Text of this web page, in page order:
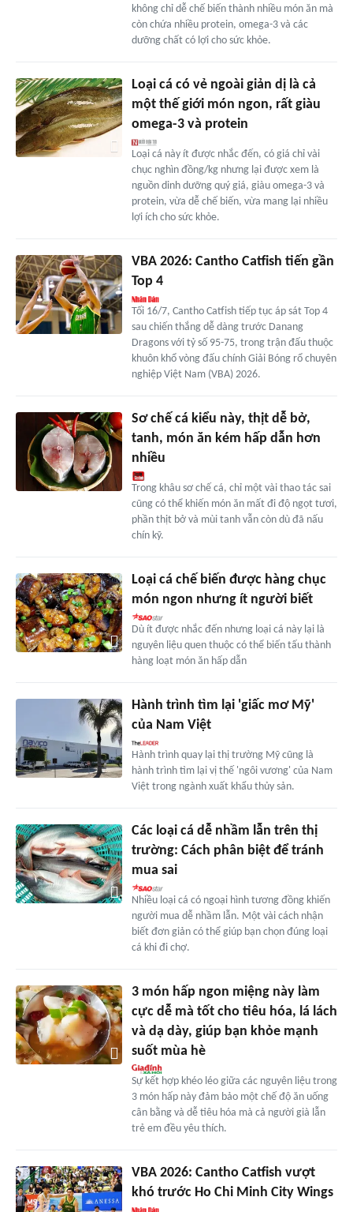
không chỉ dễ chế biến thành nhiều món ăn mà
còn chứa nhiều protein, omega-3 và các
dưỡng chất có lợi cho sức khỏe.
Loại cá có vẻ ngoài giản dị là cả
một thế giới món ngon, rất giàu
omega-3 và protein
Loại cá này ít được nhắc đến, có giá chỉ vài
chục nghìn đồng/kg nhưng lại được xem là
nguồn dinh dưỡng quý giá, giàu omega-3 và
protein, vừa dễ chế biến, vừa mang lại nhiều
lợi ích cho sức khỏe.
VBA 2026: Cantho Catfish tiến gần
Top 4
Tối 16/7, Cantho Catfish tiếp tục áp sát Top 4
sau chiến thắng dễ dàng trước Danang
Dragons với tỷ số 95-75, trong trận đấu thuộc
khuôn khổ vòng đấu chính Giải Bóng rổ chuyên
nghiệp Việt Nam (VBA) 2026.
Sơ chế cá kiểu này, thịt dễ bở,
tanh, món ăn kém hấp dẫn hơn
nhiều
Trong khâu sơ chế cá, chỉ một vài thao tác sai
cũng có thể khiến món ăn mất đi độ ngọt tươi,
phần thịt bở và mùi tanh vẫn còn dù đã nấu
chín kỹ.
Loại cá chế biến được hàng chục
món ngon nhưng ít người biết
Dù ít được nhắc đến nhưng loại cá này lại là
nguyên liệu quen thuộc có thể biến tấu thành
hàng loạt món ăn hấp dẫn
Hành trình tìm lại 'giấc mơ Mỹ'
của Nam Việt
Hành trình quay lại thị trường Mỹ cũng là
hành trình tìm lại vị thế 'ngôi vương' của Nam
Việt trong ngành xuất khẩu thủy sản.
Các loại cá dễ nhầm lẫn trên thị
trường: Cách phân biệt để tránh
mua sai
Nhiều loại cá có ngoại hình tương đồng khiến
người mua dễ nhầm lẫn. Một vài cách nhận
biết đơn giản có thể giúp bạn chọn đúng loại
cá khi đi chợ.
3 món hấp ngon miệng này làm
cực dễ mà tốt cho tiêu hóa, lá lách
và dạ dày, giúp bạn khỏe mạnh
suốt mùa hè
Sự kết hợp khéo léo giữa các nguyên liệu trong
3 món hấp này đảm bảo một chế độ ăn uống
cân bằng và dễ tiêu hóa mà cả người già lẫn
trẻ em đều yêu thích.
VBA 2026: Cantho Catfish vượt
khó trước Ho Chi Minh City Wings